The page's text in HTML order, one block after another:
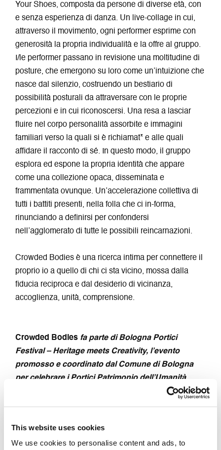
This website uses cookies
We use cookies to personalise content and ads, to
Your Shoes, composta da persone di diverse età, con
e senza esperienza di danza. Un live-collage in cui,
attraverso il movimento, ogni performer esprime con
generosità la propria individualità e la offre al gruppo.
I/le performer passano in revisione una moltitudine di
posture, che emergono su loro come un’intuizione che
nasce dal silenzio, costruendo un bestiario di
possibilità posturali da attraversare con le proprie
percezioni e in cui riconoscersi. Una resa a lasciar
fluire nel corpo personalità assorbite e immagini
familiari verso la quali si è richiamat* e alle quali
affidare il racconto di sé. In questo modo, il gruppo
esplora ed espone la propria identità che appare
come una collezione opaca, disseminata e
frammentata ovunque. Un’accelerazione collettiva di
tutti i battiti presenti, nella folla che ci in-forma,
rinunciando a definirsi per confondersi
nell’agglomerato di tutte le possibili reincarnazioni.
Crowded Bodies è una ricerca intima per connettere il
proprio io a quello di chi ci sta vicino, mossa dalla
fiducia reciproca e dal desiderio di vicinanza,
accoglienza, unità, comprensione.
Crowded Bodies fa parte di Bologna Portici
Festival – Heritage meets Creativity, l’evento
promosso e coordinato dal Comune di Bologna
per celebrare i Portici Patrimonio dell’Umanità
UNESCO nell’ambito del cartellone di eventi
Investimento Europei, nell’ambito del Programma
Operativo Città Metropolitane 2014-2020 e della